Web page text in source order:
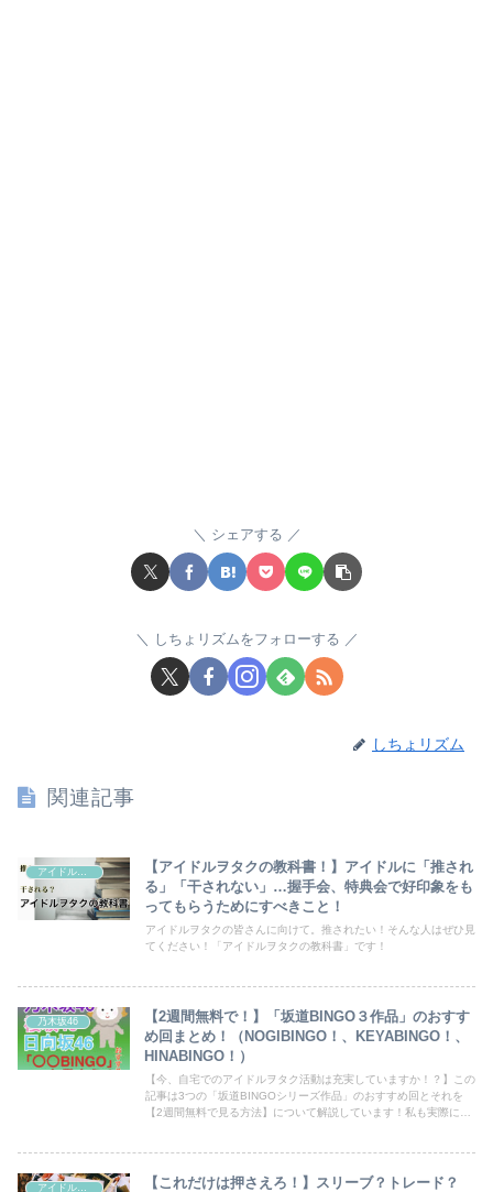
シェアする
しちょリズムをフォローする
しちょリズム
関連記事
【アイドルヲタクの教科書！】アイドルに「推され
る」「干されない」…握手会、特典会で好印象をも
ってもらうためにすべきこと！
アイドルヲタクの皆さんに向けて。推されたい！そんな人はぜひ見
てください！「アイドルヲタクの教科書」です！
乃木坂46
【2週間無料で！】「坂道BINGO３作品」のおすす
め回まとめ！（NOGIBINGO！、KEYABINGO！、
HINABINGO！）
【今、自宅でのアイドルヲタク活動は充実していますか！？】この
記事は3つの「坂道BINGOシリーズ作品」のおすすめ回とそれを
【2週間無料で見る方法】について解説しています！私も実際に利
【これだけは押さえろ！】スリーブ？トレード？